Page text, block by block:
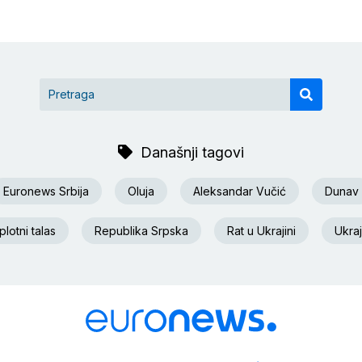
Današnji tagovi
Euronews Srbija Oluja Aleksandar Vučić Dunav
talas Republika Srpska Rat u Ukrajini